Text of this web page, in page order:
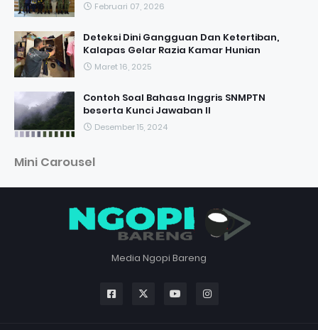
Februari 07, 2026
Deteksi Dini Gangguan Dan Ketertiban,
Kalapas Gelar Razia Kamar Hunian
Maret 16, 2025
Contoh Soal Bahasa Inggris SNMPTN
beserta Kunci Jawaban II
Desember 15, 2024
Mini Carousel
Media Ngopi Bareng